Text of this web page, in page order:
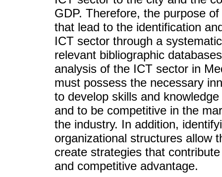
GDP. Therefore, the purpose
that lead to the identification
ICT sector through a
relevant bibliographic
analysis of the ICT sector in
must possess the necessary
to develop skills and
and to be competitive in the
the industry. In addition,
organizational structures allow
create strategies that
and competitive advantage.